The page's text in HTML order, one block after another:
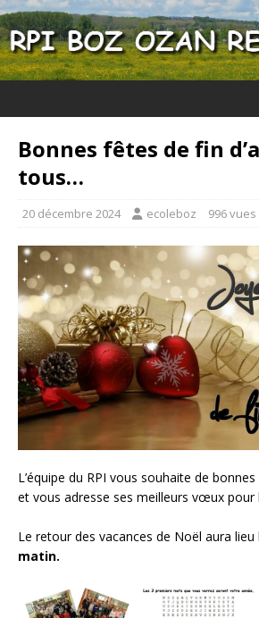
Bonnes fêtes de fin
tous…
20 décembre 2024 ecoleboz 996 vues
L’équipe du RPI vous souhaite de
et vous adresse ses meilleurs vœux pour
Le retour des vacances de Noël aura lieu
matin.